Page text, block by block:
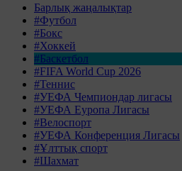
Барлық жаңалықтар
#Футбол
#Бокс
#Хоккей
#Баскетбол
#FIFA World Cup 2026
#Теннис
#УЕФА Чемпиондар лигасы
#УЕФА Еуропа Лигасы
#Велоспорт
#УЕФА Конференция Лигасы
#Ұлттық спорт
#Шахмат